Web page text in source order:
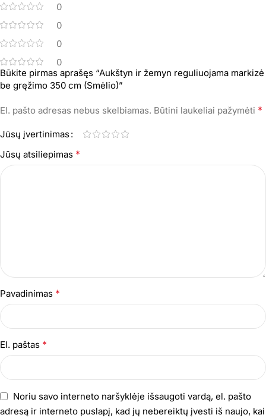
0
0
0
0
Būkite pirmas aprašęs “Aukštyn ir žemyn reguliuojama markizė
be gręžimo 350 cm (Smėlio)”
El. pašto adresas nebus skelbiamas. Būtini laukeliai pažymėti *
Jūsų įvertinimas
Jūsų atsiliepimas *
Pavadinimas *
El. paštas *
Noriu savo interneto naršyklėje išsaugoti vardą, el. pašto
adresą ir interneto puslapį, kad jų nebereiktų įvesti iš naujo, kai